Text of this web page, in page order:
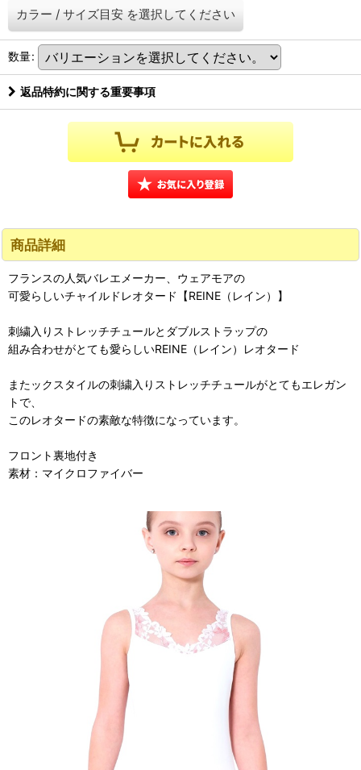
カラー / サイズ目安 を選択してください
数量:
返品特約に関する重要事項
商品詳細
フランスの人気バレエメーカー、ウェアモアの
可愛らしいチャイルドレオタード【REINE（レイン）】
刺繍入りストレッチチュールとダブルストラップの
組み合わせがとても愛らしいREINE（レイン）レオタード
またックスタイルの刺繍入りストレッチチュールがとてもエレガン
トで、
このレオタードの素敵な特徴になっています。
フロント裏地付き
素材：マイクロファイバー